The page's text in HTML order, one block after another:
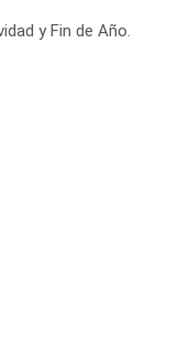
y Fin de Año.